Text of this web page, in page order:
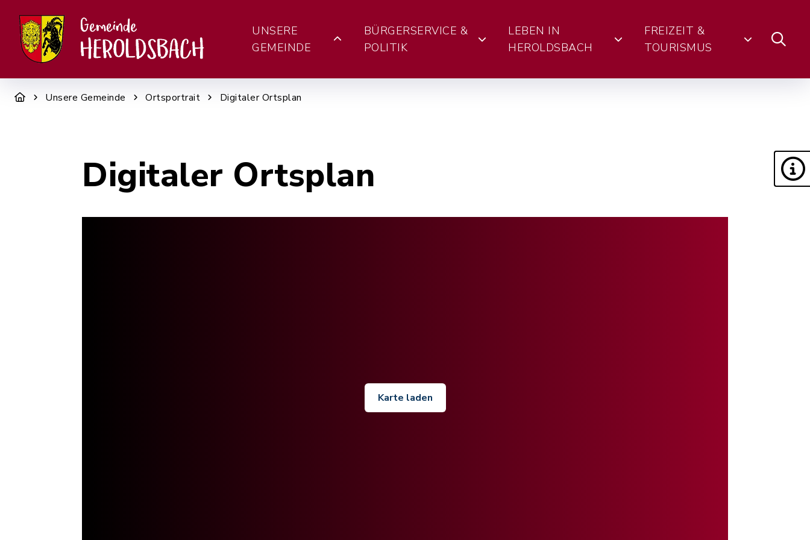
UNSERE
GEMEINDE
BÜRGERSERVICE &
POLITIK
LEBEN IN
HEROLDSBACH
FREIZEIT &
TOURISMUS
Unsere Gemeinde Ortsportrait Digitaler Ortsplan
Digitaler Ortsplan
Karte laden